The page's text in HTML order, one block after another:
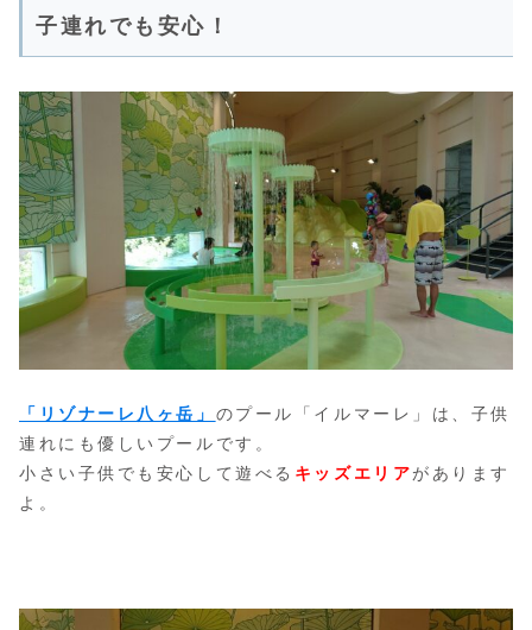
子連れでも安心！
「リゾナーレ八ヶ岳」 のプール「イルマーレ」は、子供
連れにも優しいプールです。
小さい子供でも安心して遊べる キッズエリアがあります
よ。